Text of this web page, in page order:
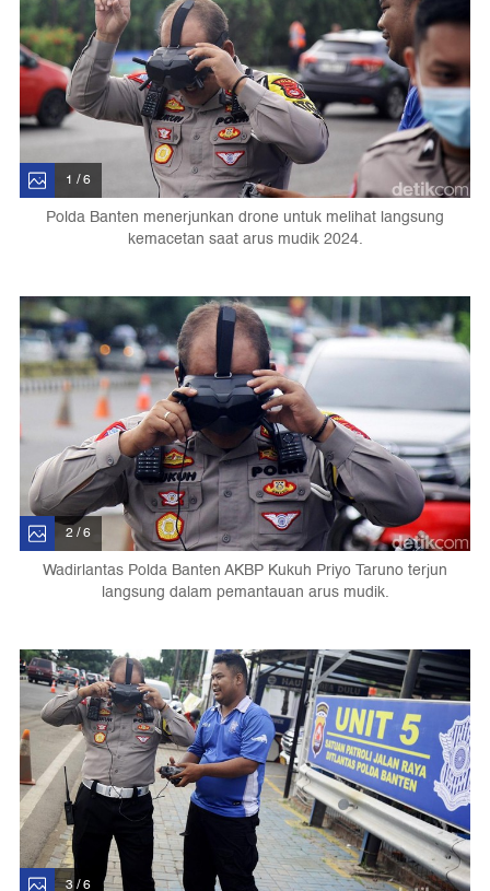
1 / 6
Polda Banten menerjunkan drone untuk melihat langsung
kemacetan saat arus mudik 2024.
2 / 6
Wadirlantas Polda Banten AKBP Kukuh Priyo Taruno terjun
langsung dalam pemantauan arus mudik.
3 / 6